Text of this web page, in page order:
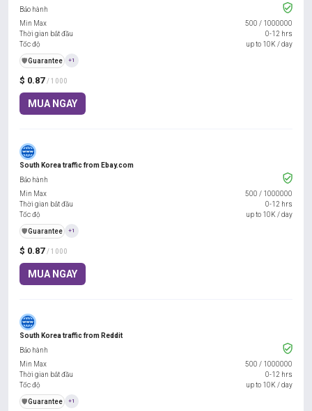
$ 0.87 / 1000
MUA NGAY
Bảo hành
Min Max
500 / 1000000
Thời gian bắt đầu
0-12 hrs
Tốc độ
up to 10K / day
️🛡️Guarantee +1
South Korea traffic from Ebay.com
$ 0.87 / 1000
MUA NGAY
Bảo hành
Min Max
500 / 1000000
Thời gian bắt đầu
0-12 hrs
Tốc độ
up to 10K / day
️🛡️Guarantee +1
South Korea traffic from Reddit
Bảo hành
Min Max
500 / 1000000
Thời gian bắt đầu
0-12 hrs
Tốc độ
up to 10K / day
️🛡️Guarantee +1